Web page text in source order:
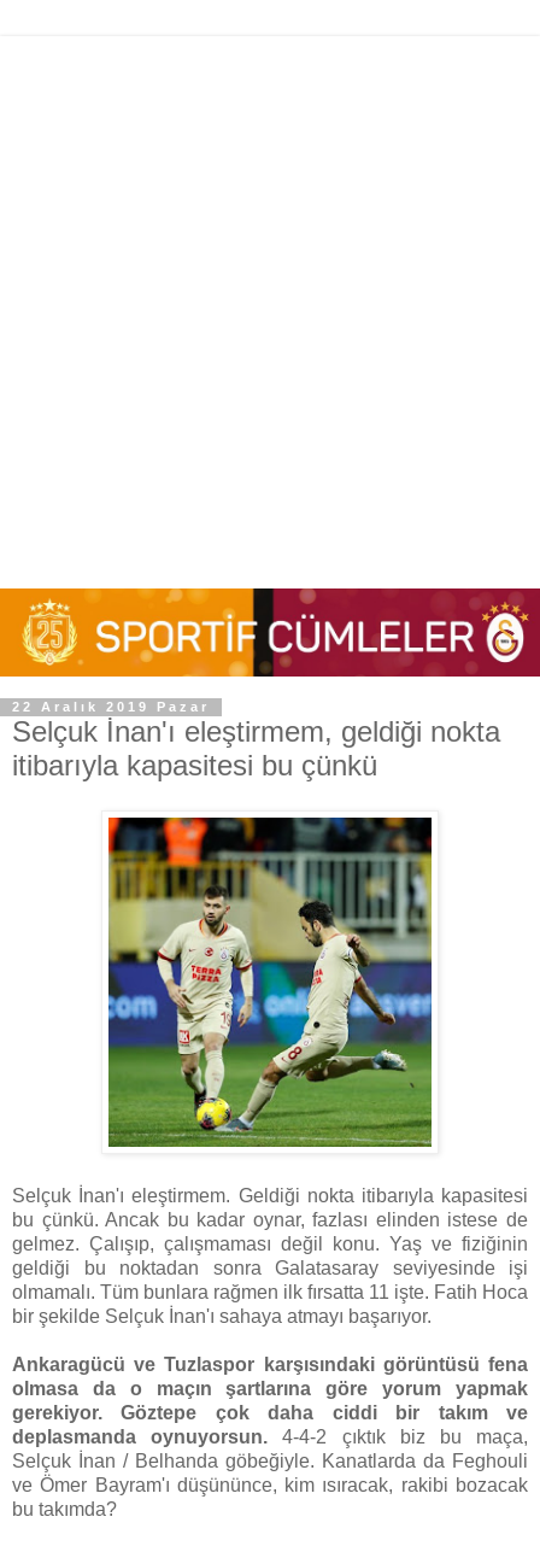
22 Aralık 2019 Pazar
Selçuk İnan'ı eleştirmem, geldiği nokta
itibarıyla kapasitesi bu çünkü
Selçuk İnan'ı eleştirmem. Geldiği nokta itibarıyla kapasitesi
bu çünkü. Ancak bu kadar oynar, fazlası elinden istese de
gelmez. Çalışıp, çalışmaması değil konu. Yaş ve fiziğinin
geldiği bu noktadan sonra Galatasaray seviyesinde işi
olmamalı. Tüm bunlara rağmen ilk fırsatta 11 işte. Fatih Hoca
bir şekilde Selçuk İnan'ı sahaya atmayı başarıyor.
Ankaragücü ve Tuzlaspor karşısındaki görüntüsü fena
olmasa da o maçın şartlarına göre yorum yapmak
gerekiyor. Göztepe çok daha ciddi bir takım ve
deplasmanda oynuyorsun. 4-4-2 çıktık biz bu maça,
Selçuk İnan / Belhanda göbeğiyle. Kanatlarda da Feghouli
ve Ömer Bayram'ı düşününce, kim ısıracak, rakibi bozacak
bu takımda?